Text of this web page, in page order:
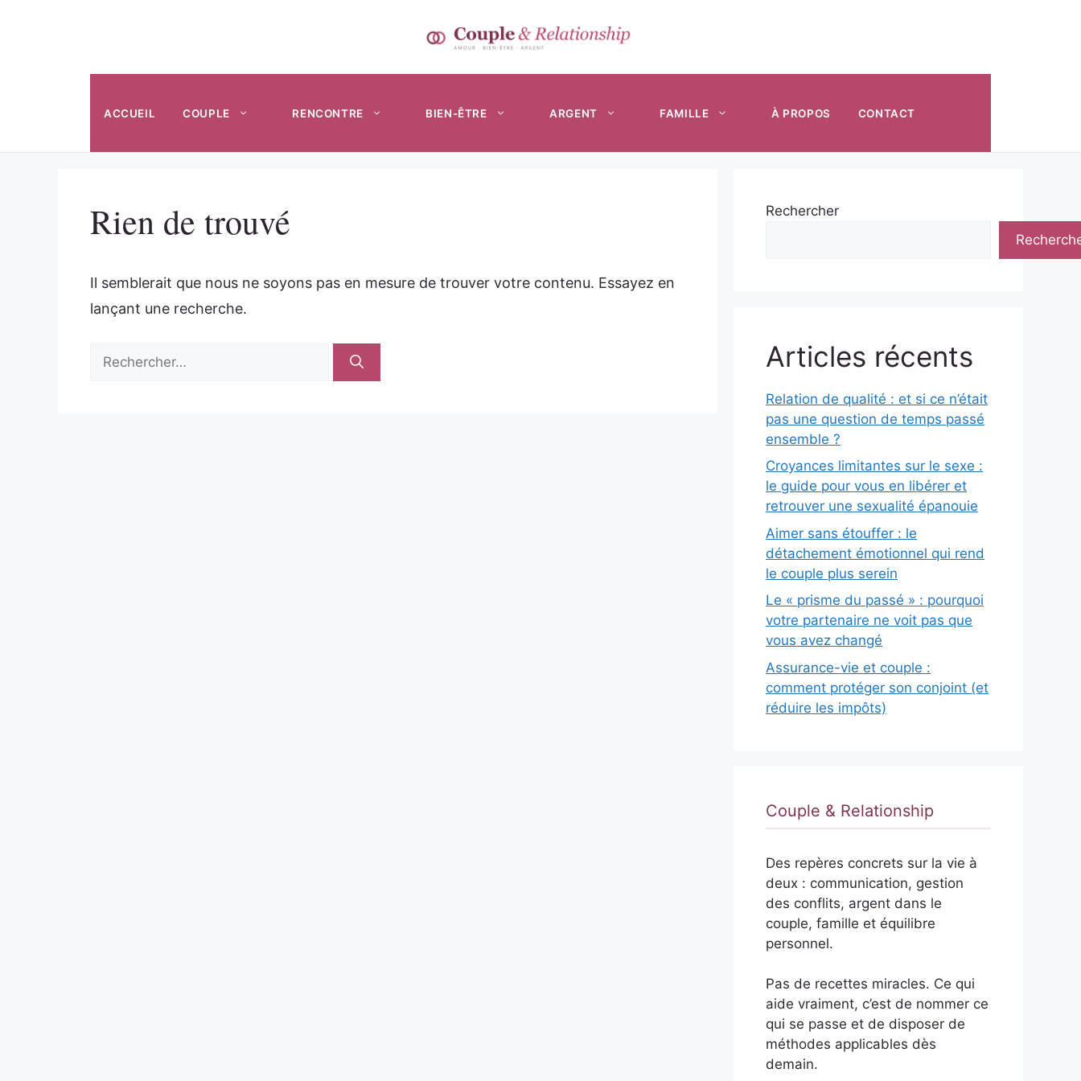
ACCUEIL COUPLE RENCONTRE BIEN-ÊTRE ARGENT FAMILLE À PROPOS CONTACT
Rien de trouvé
Il semblerait que nous ne soyons pas en mesure de trouver votre contenu. Essayez en
lançant une recherche.
Rechercher :
Rechercher
Articles récents
Relation de qualité : et si ce n’était
pas une question de temps passé
ensemble ?
Croyances limitantes sur le sexe :
le guide pour vous en libérer et
retrouver une sexualité épanouie
Aimer sans étouffer : le
détachement émotionnel qui rend
le couple plus serein
Le « prisme du passé » : pourquoi
votre partenaire ne voit pas que
vous avez changé
Assurance-vie et couple :
comment protéger son conjoint (et
réduire les impôts)
Couple & Relationship
Des repères concrets sur la vie à
deux : communication, gestion
des conflits, argent dans le
couple, famille et équilibre
personnel.
Pas de recettes miracles. Ce qui
aide vraiment, c’est de nommer ce
qui se passe et de disposer de
méthodes applicables dès
demain.